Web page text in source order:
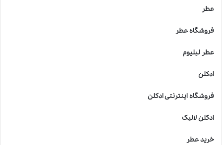
عطر
فروشگاه عطر
عطر لیلیوم
ادکلن
فروشگاه اینترنتی ادکلن
ادکلن لالیک
خرید عطر